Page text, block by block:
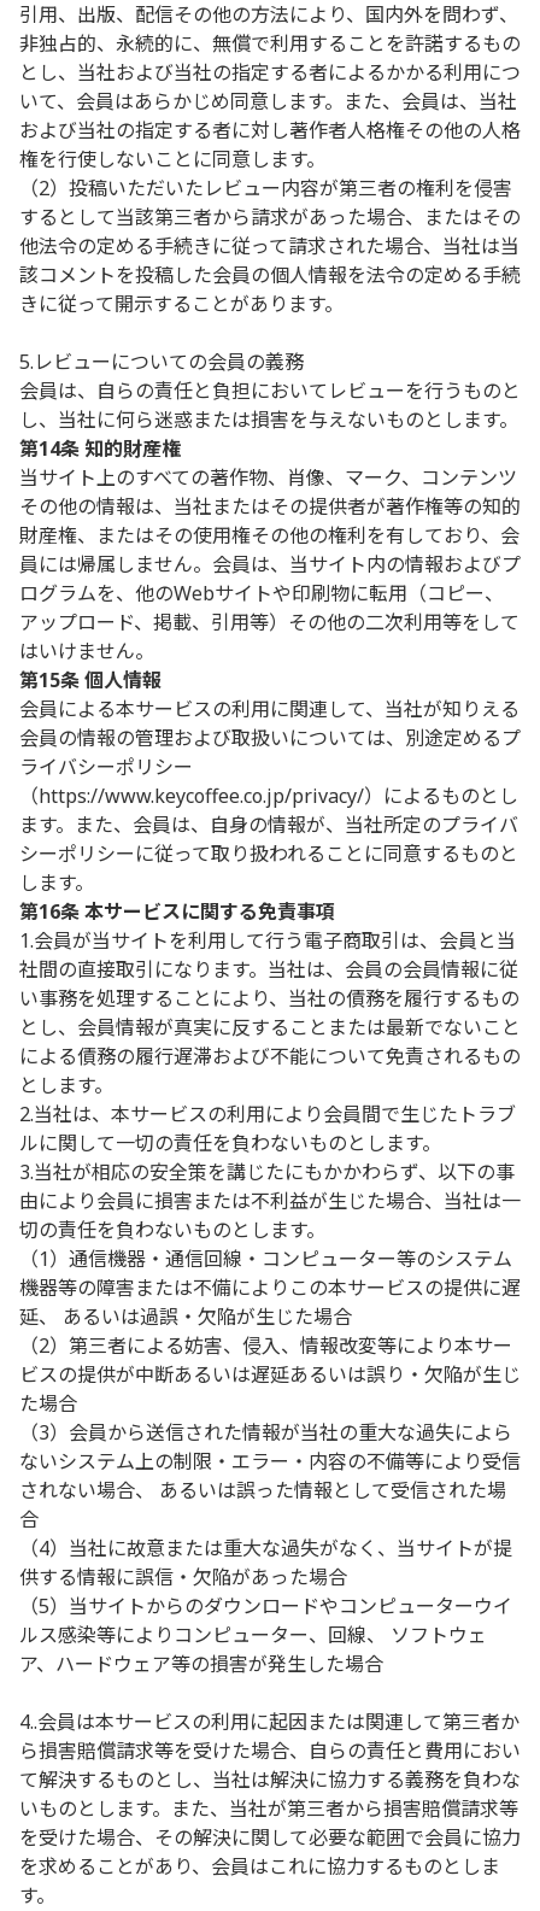
引用、出版、配信その他の方法により、国内外を問わず、
非独占的、永続的に、無償で利用することを許諾するもの
とし、当社および当社の指定する者によるかかる利用につ
いて、会員はあらかじめ同意します。また、会員は、当社
および当社の指定する者に対し著作者人格権その他の人格
権を行使しないことに同意します。
（2）投稿いただいたレビュー内容が第三者の権利を侵害
するとして当該第三者から請求があった場合、またはその
他法令の定める手続きに従って請求された場合、当社は当
該コメントを投稿した会員の個人情報を法令の定める手続
きに従って開示することがあります。
5.レビューについての会員の義務
会員は、自らの責任と負担においてレビューを行うものと
し、当社に何ら迷惑または損害を与えないものとします。
第14条 知的財産権
当サイト上のすべての著作物、肖像、マーク、コンテンツ
その他の情報は、当社またはその提供者が著作権等の知的
財産権、またはその使用権その他の権利を有しており、会
員には帰属しません。会員は、当サイト内の情報およびプ
ログラムを、他のWebサイトや印刷物に転用（コピー、
アップロード、掲載、引用等）その他の二次利用等をして
はいけません。
第15条 個人情報
会員による本サービスの利用に関連して、当社が知りえる
会員の情報の管理および取扱いについては、別途定めるプ
ライバシーポリシー
（https://www.keycoffee.co.jp/privacy/）によるものとし
ます。また、会員は、自身の情報が、当社所定のプライバ
シーポリシーに従って取り扱われることに同意するものと
します。
第16条 本サービスに関する免責事項
1.会員が当サイトを利用して行う電子商取引は、会員と当
社間の直接取引になります。当社は、会員の会員情報に従
い事務を処理することにより、当社の債務を履行するもの
とし、会員情報が真実に反することまたは最新でないこと
による債務の履行遅滞および不能について免責されるもの
とします。
2.当社は、本サービスの利用により会員間で生じたトラブ
ルに関して一切の責任を負わないものとします。
3.当社が相応の安全策を講じたにもかかわらず、以下の事
由により会員に損害または不利益が生じた場合、当社は一
切の責任を負わないものとします。
（1）通信機器・通信回線・コンピューター等のシステム
機器等の障害または不備によりこの本サービスの提供に遅
延、 あるいは過誤・欠陥が生じた場合
（2）第三者による妨害、侵入、情報改変等により本サー
ビスの提供が中断あるいは遅延あるいは誤り・欠陥が生じ
た場合
（3）会員から送信された情報が当社の重大な過失によら
ないシステム上の制限・エラー・内容の不備等により受信
されない場合、 あるいは誤った情報として受信された場
合
（4）当社に故意または重大な過失がなく、当サイトが提
供する情報に誤信・欠陥があった場合
（5）当サイトからのダウンロードやコンピューターウイ
ルス感染等によりコンピューター、回線、 ソフトウェ
ア、ハードウェア等の損害が発生した場合
4..会員は本サービスの利用に起因または関連して第三者か
ら損害賠償請求等を受けた場合、自らの責任と費用におい
て解決するものとし、当社は解決に協力する義務を負わな
いものとします。また、当社が第三者から損害賠償請求等
を受けた場合、その解決に関して必要な範囲で会員に協力
を求めることがあり、会員はこれに協力するものとしま
す。